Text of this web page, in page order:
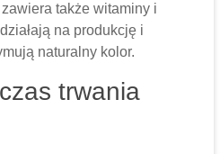
także witaminy i
na produkcję i
naturalny kolor.
trwania